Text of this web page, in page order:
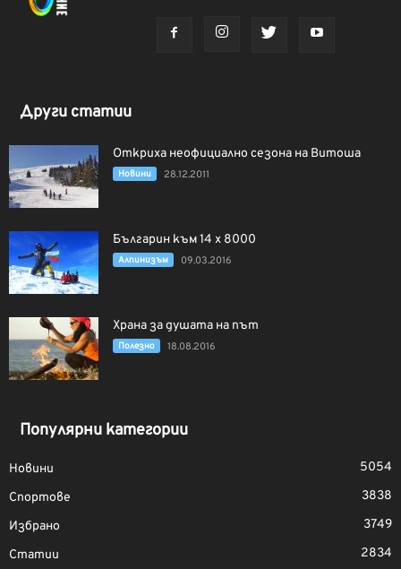
Други статии
Откриха неофициално сезона на Витоша
Новини 28.12.2011
Българин към 14 х 8000
Алпинизъм 09.03.2016
Храна за душата на път
Полезно 18.08.2016
Популярни категории
Новини
5054
Спортове
3838
Избрано
3749
Статии
2834